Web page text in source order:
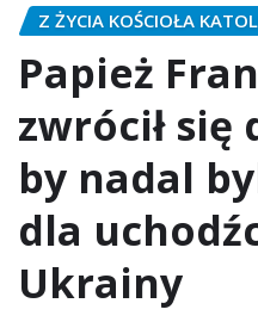
Z ŻYCIA KOŚCIOŁA
Papież
zwrócił się
by nadal
dla
Ukrainy